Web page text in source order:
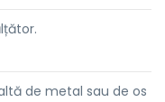
de metal sau de os